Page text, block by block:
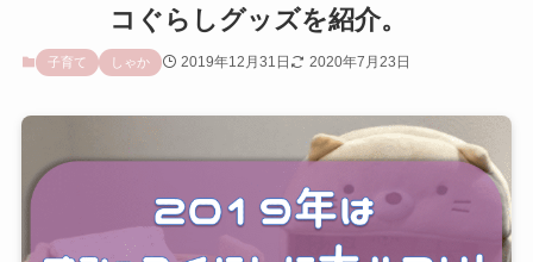
コぐらしグッズを紹介。
子育て しゃか 2019年12月31日 2020年7月23日